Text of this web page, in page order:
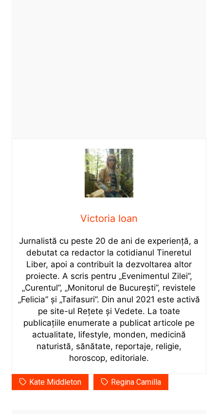
Victoria Ioan
Jurnalistă cu peste 20 de ani de experiență, a
debutat ca redactor la cotidianul Tineretul
Liber, apoi a contribuit la dezvoltarea altor
proiecte. A scris pentru „Evenimentul Zilei”,
„Curentul”, „Monitorul de București”, revistele
„Felicia” și „Taifasuri”. Din anul 2021 este activă
pe site-ul Rețete și Vedete. La toate
publicațiile enumerate a publicat articole pe
actualitate, lifestyle, monden, medicină
naturistă, sănătate, reportaje, religie,
horoscop, editoriale.
Kate Middleton Regina Camilla